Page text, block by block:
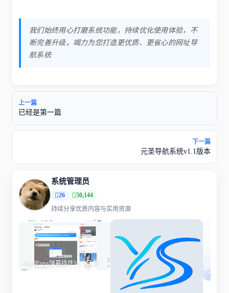
我们始终用心打磨系统功能，持续优化使用体验，不
断完善升级，竭力为您打造更优质、更省心的网址导
航系统
上一篇
已经是第一篇
下一篇
元圣导航系统v1.1版本
系统管理员
26
50,144
持续分享优质内容与实用资源
WordPress弹幕插件V1.0开源
元圣导